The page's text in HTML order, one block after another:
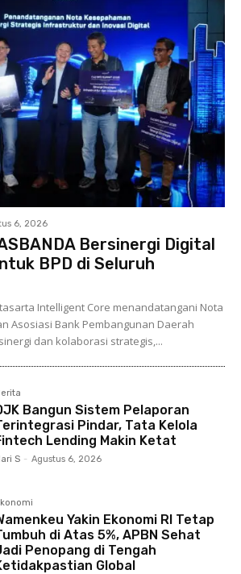
6, 2026
Bersinergi Digital
BPD di Seluruh
Intelligent Core menandatangani Nota
Asosiasi Bank Pembangunan Daerah
dan kolaborasi strategis,...
Bangun Sistem Pelaporan
Pindar, Tata Kelola
Lending Makin Ketat
S - Agustus 6, 2026
Yakin Ekonomi RI Tetap
di Atas 5%, APBN Sehat
Penopang di Tengah
Global